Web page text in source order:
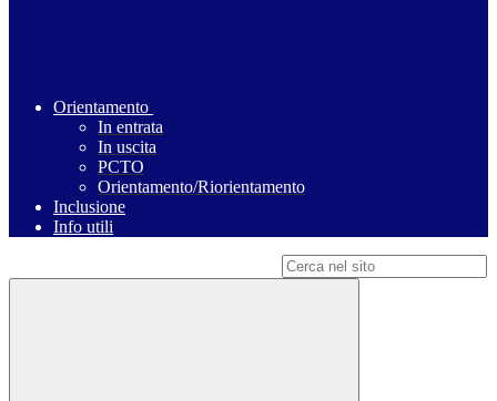
Orientamento
In entrata
In uscita
PCTO
Orientamento/Riorientamento
Inclusione
Info utili